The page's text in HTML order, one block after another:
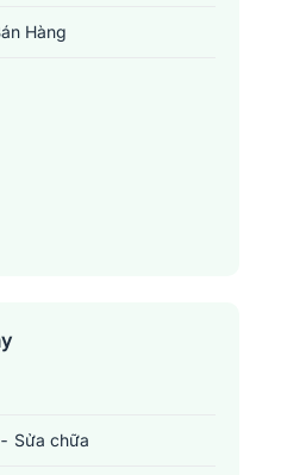
tin rằng bước đầu tiên trong tìm
Hàng
Sửa chữa